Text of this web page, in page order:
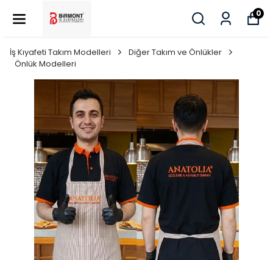
0
İş Kıyafeti Takım Modelleri
Diğer Takım ve Önlükler
Önlük Modelleri